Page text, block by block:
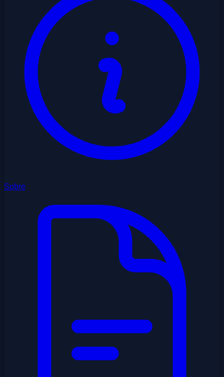
Sobre